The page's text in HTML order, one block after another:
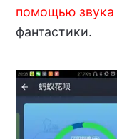
помощью звука
фантастики.